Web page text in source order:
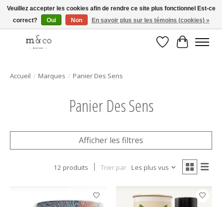
Livraison gratuite avec tout achat de 250$ et plus
Liste dePanier
Accueil / Marques / Panier Des Sens
Panier Des Sens
Afficher les filtres
12 produits Trier par Les plus vus
Veuillez accepter les cookies afin de rendre ce site plus fonctionnel Est-ce
correct?
Oui Non En savoir plus sur les témoins (cookies) »